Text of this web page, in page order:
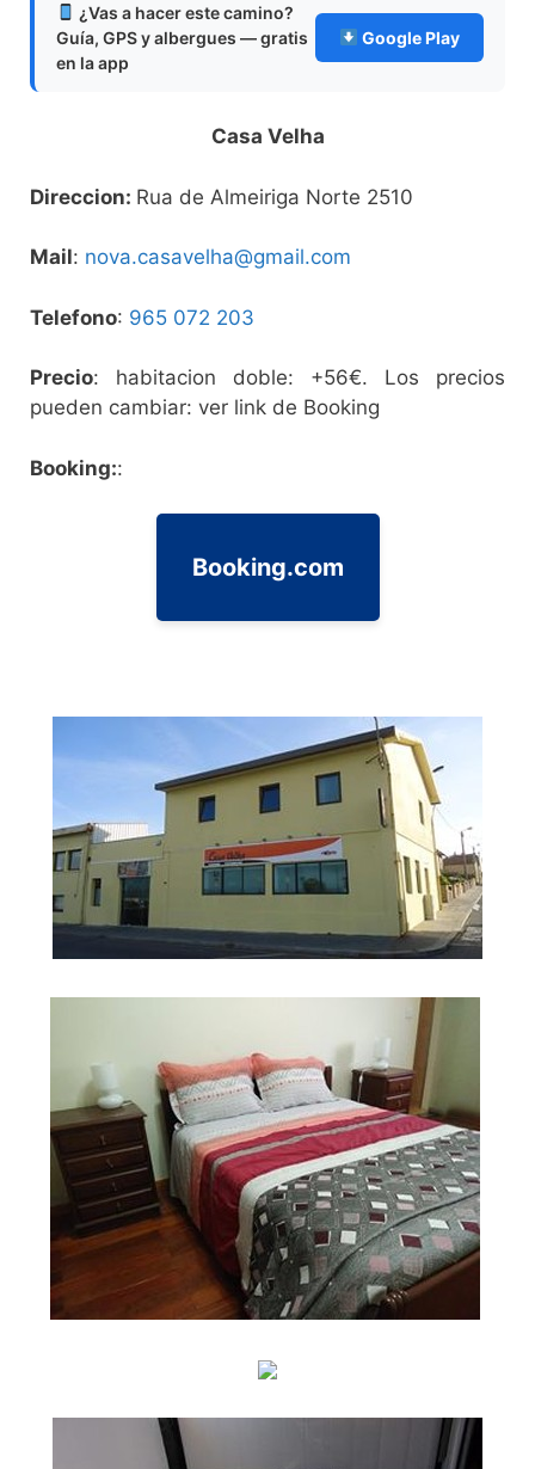
¿Vas a hacer este camino?
Guía, GPS y albergues — gratis
en la app
Google Play
Casa Velha
Direccion: Rua de Almeiriga Norte 2510
Mail: nova.casavelha@gmail.com
Telefono: 965 072 203
Precio: habitacion doble: +56€. Los precios
pueden cambiar: ver link de Booking
Booking::
Booking.com